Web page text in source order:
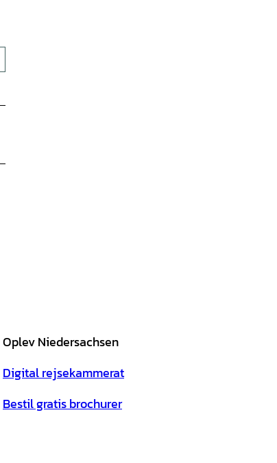
Oplev Niedersachsen
Digital rejsekammerat
Bestil gratis brochurer